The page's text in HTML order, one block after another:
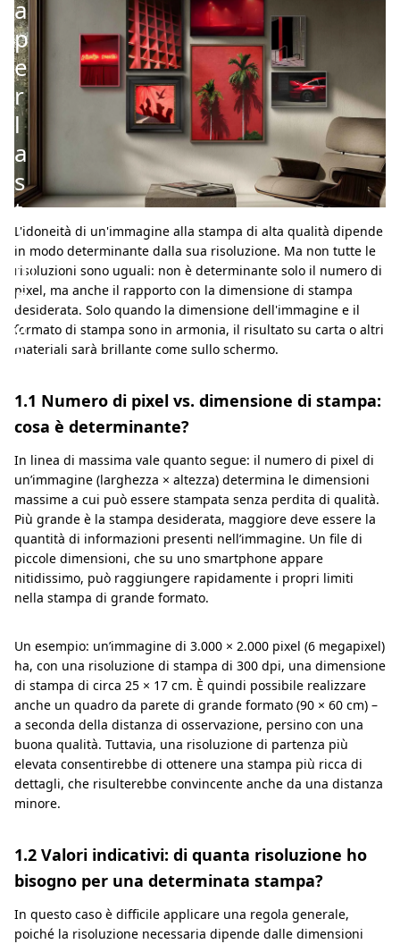
a
p
e
r
l
a
s
t
a
m
p
a
?
L'idoneità di un'immagine alla stampa di alta qualità dipende
in modo determinante dalla sua risoluzione. Ma non tutte le
risoluzioni sono uguali: non è determinante solo il numero di
pixel, ma anche il rapporto con la dimensione di stampa
desiderata. Solo quando la dimensione dell'immagine e il
formato di stampa sono in armonia, il risultato su carta o altri
materiali sarà brillante come sullo schermo.
1.1 Numero di pixel vs. dimensione di stampa:
cosa è determinante?
In linea di massima vale quanto segue: il numero di pixel di
un’immagine (larghezza × altezza) determina le dimensioni
massime a cui può essere stampata senza perdita di qualità.
Più grande è la stampa desiderata, maggiore deve essere la
quantità di informazioni presenti nell’immagine. Un file di
piccole dimensioni, che su uno smartphone appare
nitidissimo, può raggiungere rapidamente i propri limiti
nella stampa di grande formato.
Un esempio: un’immagine di 3.000 × 2.000 pixel (6 megapixel)
ha, con una risoluzione di stampa di 300 dpi, una dimensione
di stampa di circa 25 × 17 cm. È quindi possibile realizzare
anche un quadro da parete di grande formato (90 × 60 cm) –
a seconda della distanza di osservazione, persino con una
buona qualità. Tuttavia, una risoluzione di partenza più
elevata consentirebbe di ottenere una stampa più ricca di
dettagli, che risulterebbe convincente anche da una distanza
minore.
1.2 Valori indicativi: di quanta risoluzione ho
bisogno per una determinata stampa?
In questo caso è difficile applicare una regola generale,
poiché la risoluzione necessaria dipende dalle dimensioni